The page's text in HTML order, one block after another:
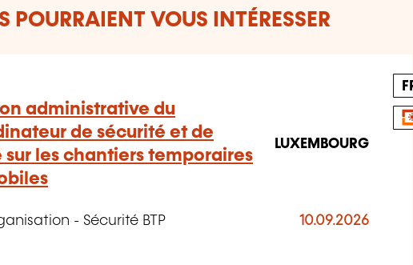
POURRAIENT VOUS INTÉRESSER
administrative du
de sécurité et de
sur les chantiers temporaires
LUXEMBOURG
- Sécurité BTP 10.09.2026